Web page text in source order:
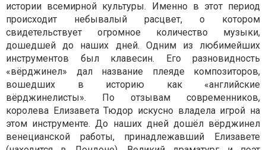
истории всемирной культуры. Именно в этот период
происходит небывалый расцвет, о котором
свидетельствует огромное количество музыки,
дошедшей до наших дней. Одним из любимейших
инструментов был клавесин. Его разновидность
«вёрджинел» дал название плеяде композиторов,
вошедших в историю как «английские
вёрджинелисты». По отзывам современников,
королева Елизавета Тюдор искусно владела игрой на
этом инструменте. До наших дней дошёл вёрджинел
венецианской работы, принадлежавший Елизавете